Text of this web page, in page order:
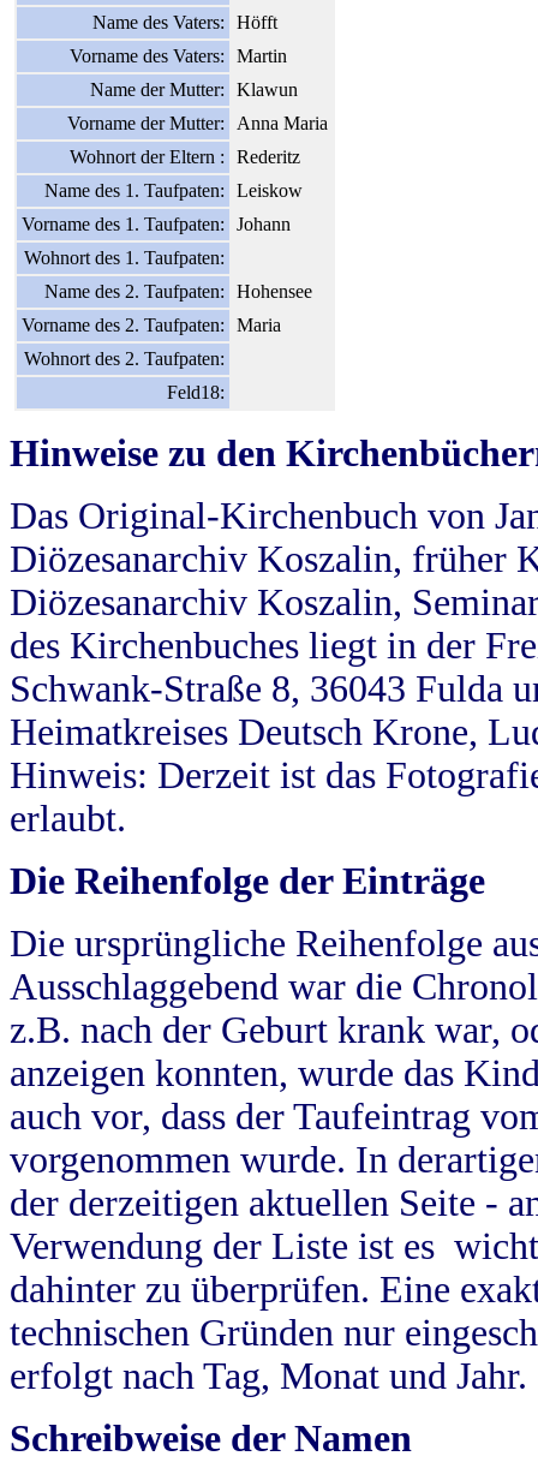
Name des Vaters:
Höfft
Vorname des Vaters:
Martin
Name der Mutter:
Klawun
Vorname der Mutter:
Anna Maria
Wohnort der Eltern :
Rederitz
Name des 1. Taufpaten:
Leiskow
Vorname des 1. Taufpaten:
Johann
Wohnort des 1. Taufpaten:
Name des 2. Taufpaten:
Hohensee
Vorname des 2. Taufpaten:
Maria
Wohnort des 2. Taufpaten:
Feld18:
Hinweise zu den
Das Original-Kirchenbuch von
Diözesanarchiv Koszalin, früher
Diözesanarchiv Koszalin,
des Kirchenbuches liegt in der
Schwank-Straße 8, 36043 Fulda
Heimatkreises Deutsch Krone,
Hinweis: Derzeit ist das
erlaubt.
Die Reihenfolge der Einträge
Die ursprüngliche Reihenfolge
Ausschlaggebend war die
z.B. nach der Geburt krank war,
anzeigen konnten, wurde das
auch vor, dass der Taufeintrag
vorgenommen wurde. In
der derzeitigen aktuellen Seite -
Verwendung der Liste ist es
dahinter zu überprüfen. Eine
technischen Gründen nur
erfolgt nach Tag, Monat und Jahr.
Schreibweise der Namen